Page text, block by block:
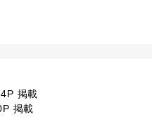
掲載
掲載